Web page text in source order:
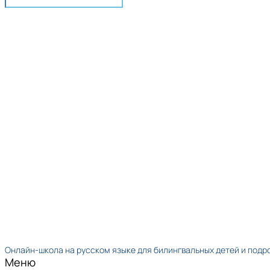
Онлайн-школа на русском языке для билингвальных детей и
Меню